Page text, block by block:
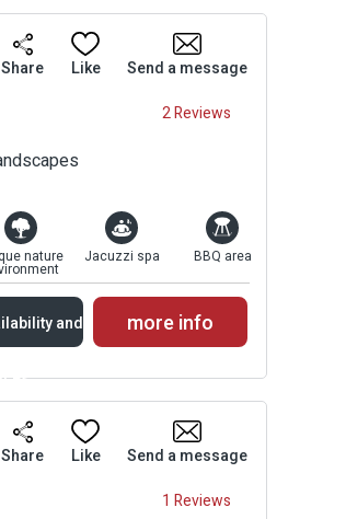
2 Reviews
Share Like Send a message
nature Jacuzzi spa BBQ area
and
and
more info
1 Reviews
Share Like Send a message